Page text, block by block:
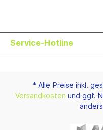
Service-Hotline
* Alle Preise inkl.
Versandkosten und ggf.